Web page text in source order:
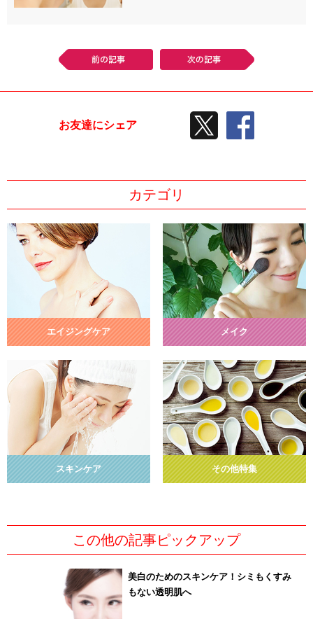
前の記事
お友達にシェア
TWEETする
カテゴリ
エイジングケア メイク
スキンケア その他特集
この他の記事ピックアップ
美白のためのスキンケア！シミもくすみ
もない透明肌へ